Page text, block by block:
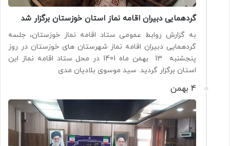
گردهمایی دبیران اقامه نماز استان خوزستان برگزار شد
به گزارش روابط عمومی ستاد اقامه نماز خوزستان، جلسه
گردهمایی دبیران اقامه نماز شهرستان های خوزستان در روز
پنجشنبه 13 بهمن ماه 1401 در محل ستاد اقامه نماز این
استان برگزار گردید. سید موسوی بلادیان مدی
4 بهمن